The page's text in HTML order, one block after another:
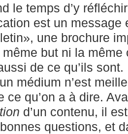
le temps d’y
est un message
une brochure
même but ni la
de ce qu’ils
médium n’est
ce qu’on a à dire.
d’un contenu, il
questions, et